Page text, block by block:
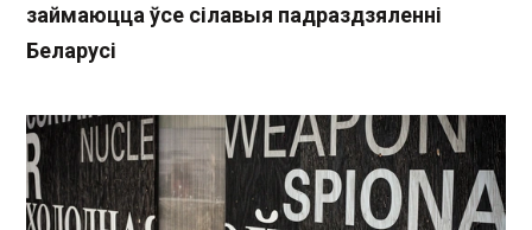
займаюцца ўсе сілавыя падраздзяленні
Беларусі